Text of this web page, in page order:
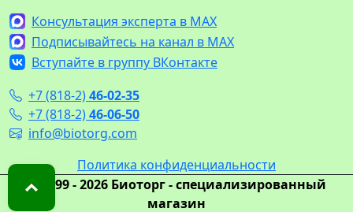
Консультация эксперта в MAX
Подписывайтесь на канал в MAX
Вступайте в группу ВКонтакте
+7 (818-2)46-02-35
+7 (818-2)46-06-50
info@biotorg.com
Политика конфиденциальности
© 1999 - 2026 Биоторг - специализированный
магазин